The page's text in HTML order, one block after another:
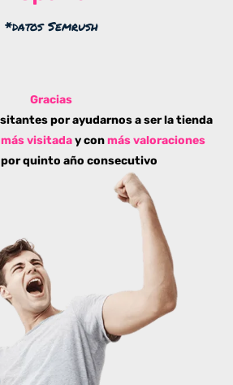
*datos Semrush
Gracias
por ayudarnos a ser la tienda
más visitaday conmás valoraciones
por quinto año consecutivo